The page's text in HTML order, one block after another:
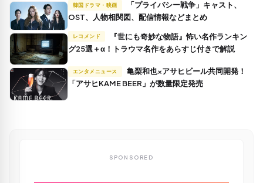
韓国ドラマ・映画
OST、人物相関図、配信情報などまとめ
レコメンド
グ25選＋α！トラウマ名作をあらすじ付きで解説
エンタメニュース
「アサヒKAME BEER」が数量限定発売
SPONSORED